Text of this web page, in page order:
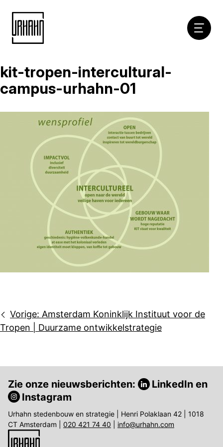
Naar
kit-tropen-intercultural-
campus-urhahn-01
Bericht
navigatie
Vorige: Amsterdam Koninklijk Instituut voor de
Tropen | Duurzame ontwikkelstrategie
Zie onze nieuwsberichten: LinkedIn en
Instagram
Urhahn stedenbouw en strategie | Henri Polaklaan 42 | 1018
CT Amsterdam | 020 421 74 40 info@urhahn.com